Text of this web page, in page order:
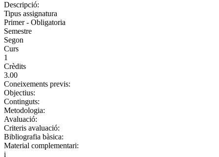
Descripció:
Tipus assignatura
Primer - Obligatoria
Semestre
Segon
Curs
1
Crèdits
3.00
Coneixements previs:
Objectius:
Continguts:
Metodologia:
Avaluació:
Criteris avaluació:
Bibliografia bàsica:
Material complementari:
i